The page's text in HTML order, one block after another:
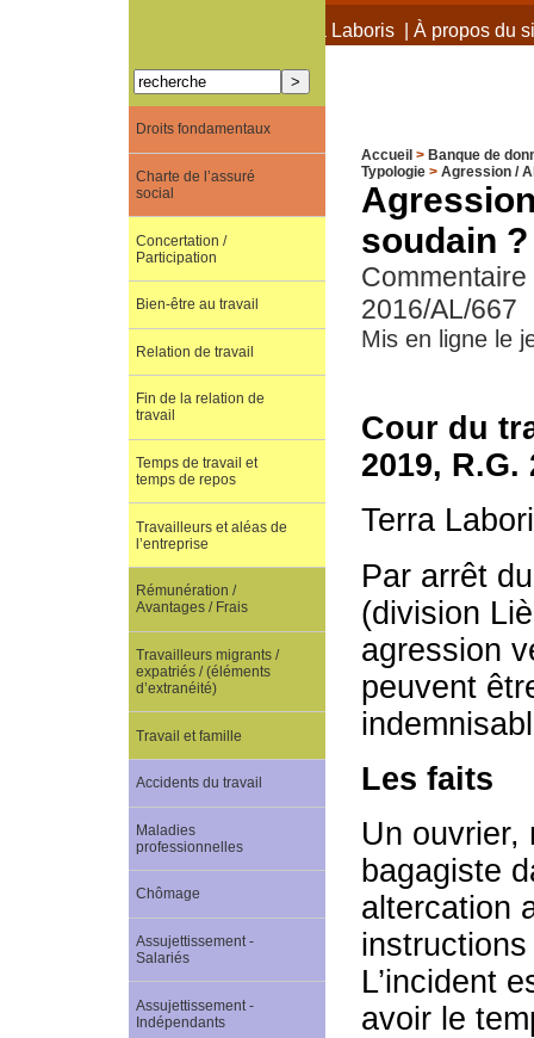
À propos de Terra Laboris| À propos du
Accueil > Banque de
Typologie> Agression /
soudain ?
2016/AL/667
Mis en ligne le
Cour du
2019, R.G.
Terra
Par arrêt
(division
agression
peuvent
Les faits
Un ouvrier,
bagagiste
altercation
L’incident
avoir le
Droits fondamentaux
Charte de l’assuré
social
Concertation /
Participation
Bien-être au travail
Relation de travail
Fin de la relation de
travail
Temps de travail et
temps de repos
Travailleurs et aléas de
l’entreprise
Rémunération /
Avantages / Frais
Travailleurs migrants /
expatriés / (éléments
d’extranéité)
Travail et famille
Accidents du travail
Maladies
professionnelles
Chômage
Assujettissement -
Salariés
Assujettissement -
Indépendants